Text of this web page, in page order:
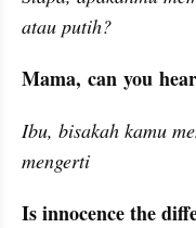
atau putih?
Mama, can you
Ibu, bisakah kamu
mengerti
Is innocence the